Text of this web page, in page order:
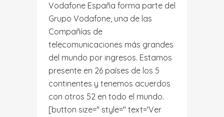
Vodafone España forma parte del
Grupo Vodafone, una de las
Compañías de
telecomunicaciones más grandes
del mundo por ingresos. Estamos
presente en 26 países de los 5
continentes y tenemos acuerdos
con otros 52 en todo el mundo.
[button size='' style='' text='Ver